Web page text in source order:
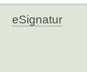
eSignatur